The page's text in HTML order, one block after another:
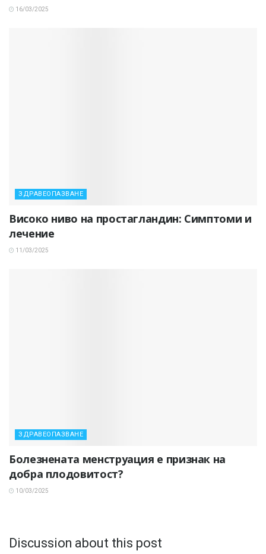
16/03/2025
ЗДРАВЕОПАЗВАНЕ
Високо ниво на простагландин: Симптоми и
лечение
11/03/2025
ЗДРАВЕОПАЗВАНЕ
Болезнената менструация е признак на
добра плодовитост?
10/03/2025
Discussion about this post